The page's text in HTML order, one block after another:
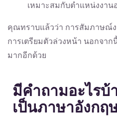
เหมาะสมกับตำแหน่งงา
คุณทราบแล้วว่า การสัมภาษณ์
การเตรียมตัวล่วงหน้า นอกจา
มากอีกด้วย
มีคำถามอะไร
เป็นภาษาอังกฤ